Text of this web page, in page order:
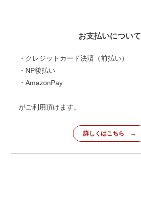
お支払いについて
・クレジットカード決済（前払い）
・NP後払い
・AmazonPay
がご利用頂けます。
詳しくはこちら